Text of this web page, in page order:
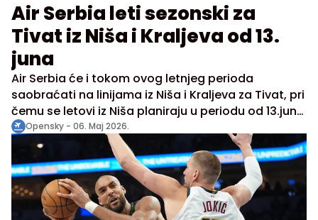
Air Serbia leti sezonski za
Tivat iz Niša i Kraljeva od 13.
juna
Air Serbia će i tokom ovog letnjeg perioda
saobraćati na linijama iz Niša i Kraljeva za Tivat, pri
čemu se letovi iz Niša planiraju u periodu od 13.juna
do 12. septembra, odnosno iz Kraljeva u periodu od
14. juna do 13. septembra, po dva puta nedeljno.
Opensky - 06. Maj 2026.